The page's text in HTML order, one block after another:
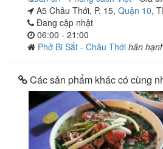
A5 Châu Thới, P. 15, Quận 10,
Đang cập nhật
06:00 - 21:00
Phở Bi Sắt - Châu Thới hân
Các sản phẩm khác có cùng